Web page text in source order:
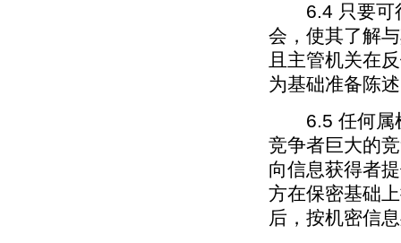
6.4 只要可行
会，使其了解
且主管机关在
为基础准备陈
6.5 任何属机
竞争者巨大的
向信息获得者
方在保密基础
后，按机密信